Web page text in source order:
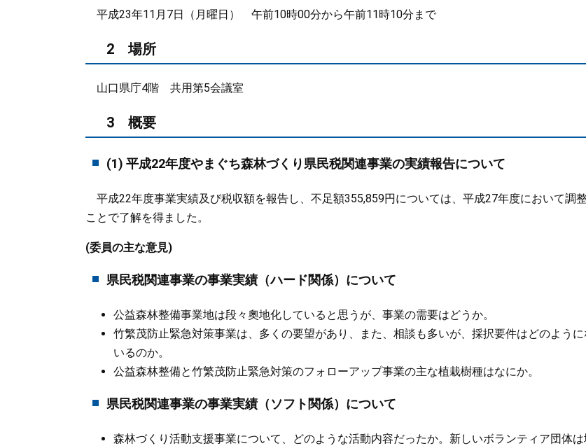
平成23年11月7日（月曜日） 午前10時00分から午前11時10分まで
2 場所
山口県庁4階 共用第5会議室
3 概要
(1) 平成22年度やまぐち森林づくり県民税関連事業の実績報告について
平成22年度事業実績及び税収額を報告し、不足額355,859円については、平成27年度において調
ことで了解を得ました。
(委員の主な意見)
県民税関連事業の事業実績（ハード関係）について
公益森林整備事業地は段々奧地化していると思うが、事業の需要はどうか。
竹繁茂防止緊急対策事業は、多くの要望があり、また、相談も多いが、採択要件はどのように
いるのか。
公益森林整備と竹繁茂防止緊急対策のフォローアップ事業の主な植栽樹種はなにか。
県民税関連事業の事業実績（ソフト関係）について
森林づくり活動支援事業について、どのような活動内容だったか。新しいボランティア団体は